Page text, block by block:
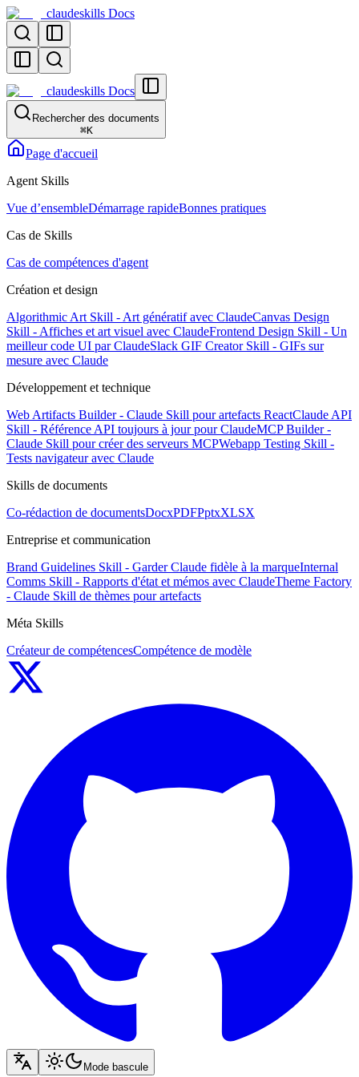
claudeskills Docs
claudeskills Docs
Rechercher des documents
⌘K
Page d'accueil
Agent Skills
Vue d’ensembleDémarrage rapideBonnes pratiques
Cas de Skills
Cas de compétences d'agent
Création et design
Algorithmic Art Skill - Art génératif avec ClaudeCanvas Design
Skill - Affiches et art visuel avec ClaudeFrontend Design Skill - Un
meilleur code UI par ClaudeSlack GIF Creator Skill - GIFs sur
mesure avec Claude
Développement et technique
Web Artifacts Builder - Claude Skill pour artefacts ReactClaude API
Skill - Référence API toujours à jour pour ClaudeMCP Builder -
Claude Skill pour créer des serveurs MCPWebapp Testing Skill -
Tests navigateur avec Claude
Skills de documents
Co-rédaction de documentsDocxPDFPptxXLSX
Entreprise et communication
Brand Guidelines Skill - Garder Claude fidèle à la marqueInternal
Comms Skill - Rapports d'état et mémos avec ClaudeTheme Factory
- Claude Skill de thèmes pour artefacts
Méta Skills
Créateur de compétencesCompétence de modèle
Mode bascule